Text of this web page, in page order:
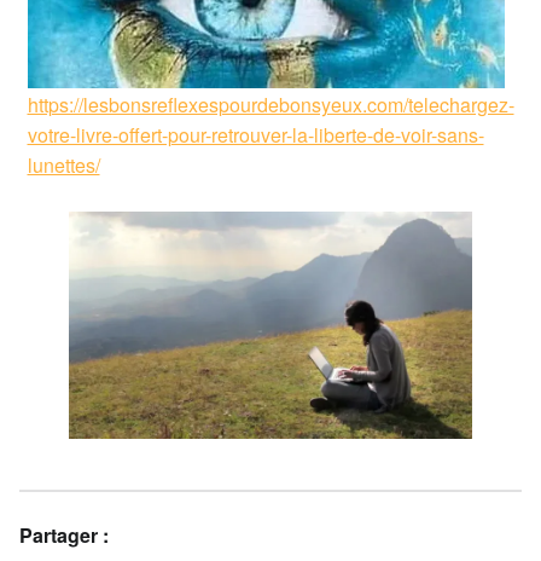
https://lesbonsreflexespourdebonsyeux.com/telechargez-
votre-livre-offert-pour-retrouver-la-liberte-de-voir-sans-
lunettes/
Partager :